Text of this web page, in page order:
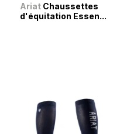
Ariat Chaussettes
d'équitation Essen...